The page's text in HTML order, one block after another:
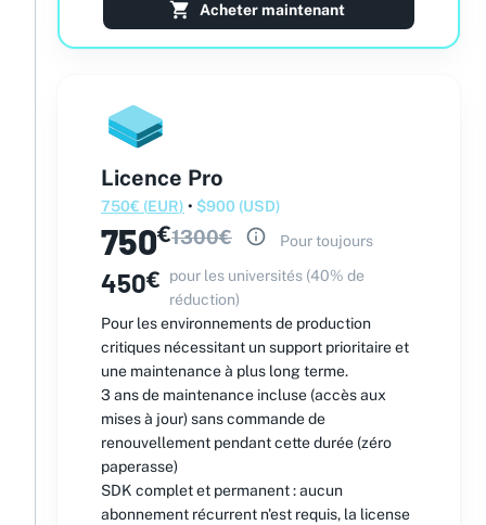
Acheter maintenant
Licence Pro
750€ (EUR) • $900 (USD)
750€1300€ Pour toujours
450€
pour les universités (40% de
réduction)
Pour les environnements de production
critiques nécessitant un support prioritaire et
une maintenance à plus long terme.
3 ans de maintenance incluse (accès aux
mises à jour) sans commande de
renouvellement pendant cette durée (zéro
paperasse)
SDK complet et permanent : aucun
abonnement récurrent n'est requis, la license